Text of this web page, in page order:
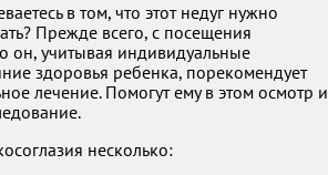
в том, что этот недуг нужно
Прежде всего, с посещения
он, учитывая индивидуальные
здоровья ребенка, порекомендует
лечение. Помогут ему в этом осмотр и
несколько: